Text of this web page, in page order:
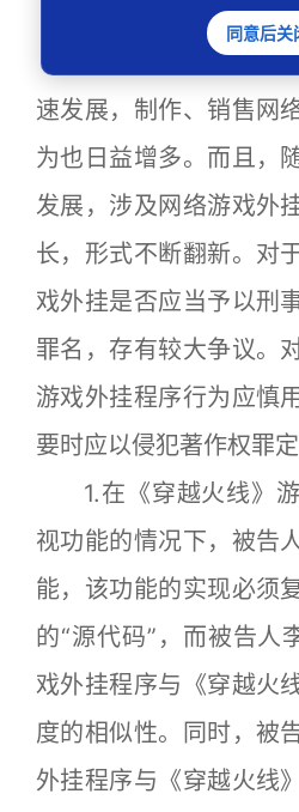
进入21世纪，随着网
速发展，制作、销售网
为也日益增多。而且，
发展，涉及网络游戏外
长，形式不断翻新。对
戏外挂是否应当予以刑
罪名，存有较大争议。
游戏外挂程序行为应慎
要时应以侵犯著作权罪定
1.在《穿越火线》游
视功能的情况下，被告
能，该功能的实现必须
的“源代码”，而被告人
戏外挂程序与《穿越火
度的相似性。同时，被
外挂程序与《穿越火线
同意后关